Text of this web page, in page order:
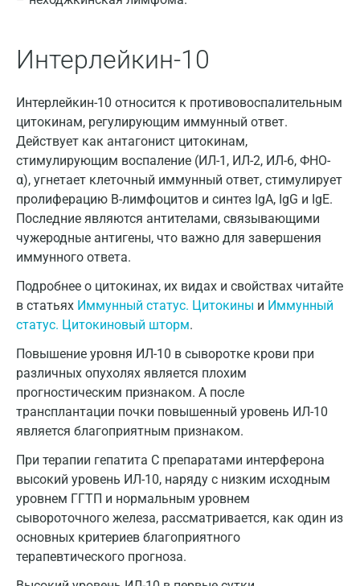
Интерлейкин-10
Интерлейкин-10 относится к противовоспалительным
цитокинам, регулирующим иммунный ответ.
Действует как антагонист цитокинам,
стимулирующим воспаление (ИЛ-1, ИЛ-2, ИЛ-6, ФНО-
α), угнетает клеточный иммунный ответ, стимулирует
пролиферацию B-лимфоцитов и синтез IgA, IgG и IgE.
Последние являются антителами, связывающими
чужеродные антигены, что важно для завершения
иммунного ответа.
Подробнее о цитокинах, их видах и свойствах читайте
в статьях Иммунный статус. Цитокины и Иммунный
статус. Цитокиновый шторм.
Повышение уровня ИЛ-10 в сыворотке крови при
различных опухолях является плохим
прогностическим признаком. А после
трансплантации почки повышенный уровень ИЛ-10
является благоприятным признаком.
При терапии гепатита C препаратами интерферона
высокий уровень ИЛ-10, наряду с низким исходным
уровнем ГГТП и нормальным уровнем
сывороточного железа, рассматривается, как один из
основных критериев благоприятного
терапевтического прогноза.
Волгоград
Волжский
Вологда
Воронеж
Всеволожск
Гатчина
Геленджик
Голубое
Дзержинск
Дмитров
Долгопрудный
Домодедово
Екатеринбург
Жуковский
Звенигород
Зеленоград